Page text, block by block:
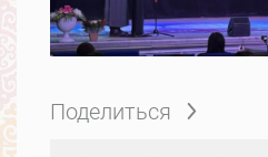
Поделиться